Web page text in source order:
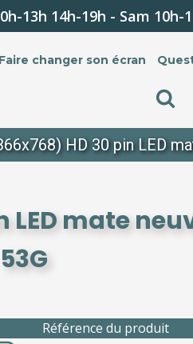
13h 14h-19h - Sam 10h-
Faire changer son écran
HD 30 pin LED
LED mate
53G
Référence du produit